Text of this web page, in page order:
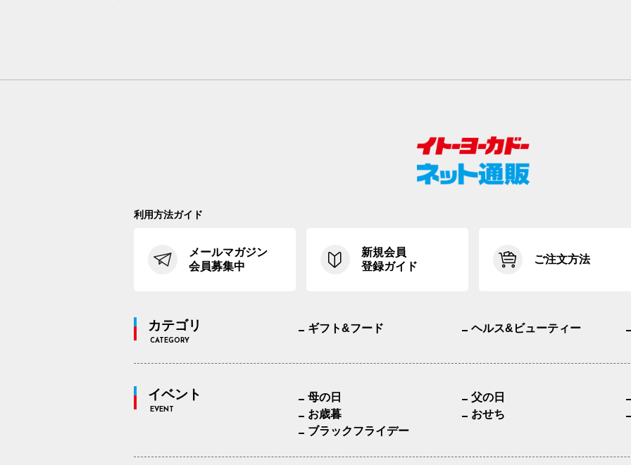
利用方法ガイド
メールマガジン
会員募集中
新規会員
登録ガイド
ご注文方法
カテゴリ
CATEGORY
ギフト&フード ヘルス&ビューティー
イベント
EVENT
母の日 父の日
お歳暮
おせち
ブラックフライデー